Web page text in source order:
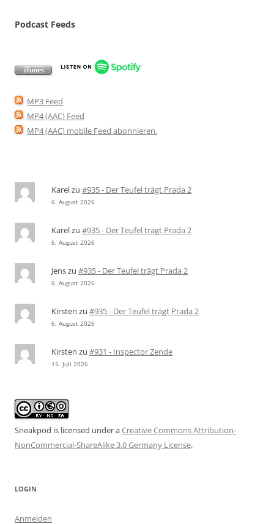
Podcast Feeds
MP3 Feed
MP4 (AAC) Feed
MP4 (AAC) mobile Feed abonnieren.
Karelzu #935 - Der Teufel trägt Prada 2
6. August 2026
Karelzu #935 - Der Teufel trägt Prada 2
6. August 2026
Jenszu #935 - Der Teufel trägt Prada 2
6. August 2026
Kirsten zu #935 - Der Teufel trägt Prada 2
6. August 2026
Kirsten zu #931 - Inspector Zende
15. Juli 2026
Sneakpod is licensed under aCreative Commons Attribution-
NonCommercial-ShareAlike 3.0 Germany License.
LOGIN
Anmelden